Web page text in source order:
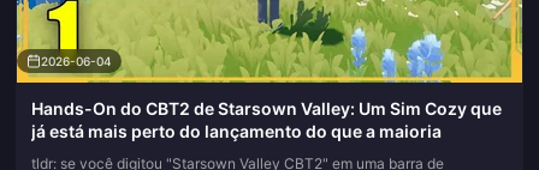
2026-06-04
Hands-On do CBT2 de Starsown Valley: Um Sim Cozy que
já está mais perto do lançamento do que a maioria
tldr: se você digitou "Starsown Valley CBT2" em uma barra de